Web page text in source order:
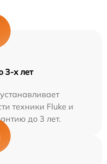
3-х лет
техники Fluke и
до 3 лет.